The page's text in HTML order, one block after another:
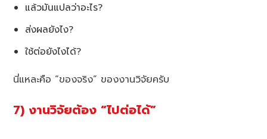
แล้วมันแปลว่าอะไร?
ส่งผลยังไง?
ใช้ต่อยังไงได้?
นี่แหละคือ “ของจริง” ของงานวิจัยครับ
7) งานวิจัยต้อง “ไปต่อได้”